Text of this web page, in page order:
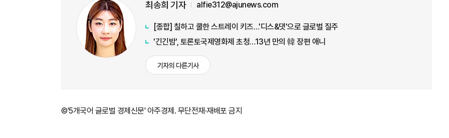
최송희 기자 alfie312@ajunews.com
[종합] 칠하고 쿨한 스트레이 키즈…'디스&댓'으로 글로벌 질주
'긴긴밤', 토론토국제영화제 초청…13년 만의 韓 장편 애니
기자의 다른기사
©'5개국어 글로벌 경제신문' 아주경제. 무단전재·재배포 금지